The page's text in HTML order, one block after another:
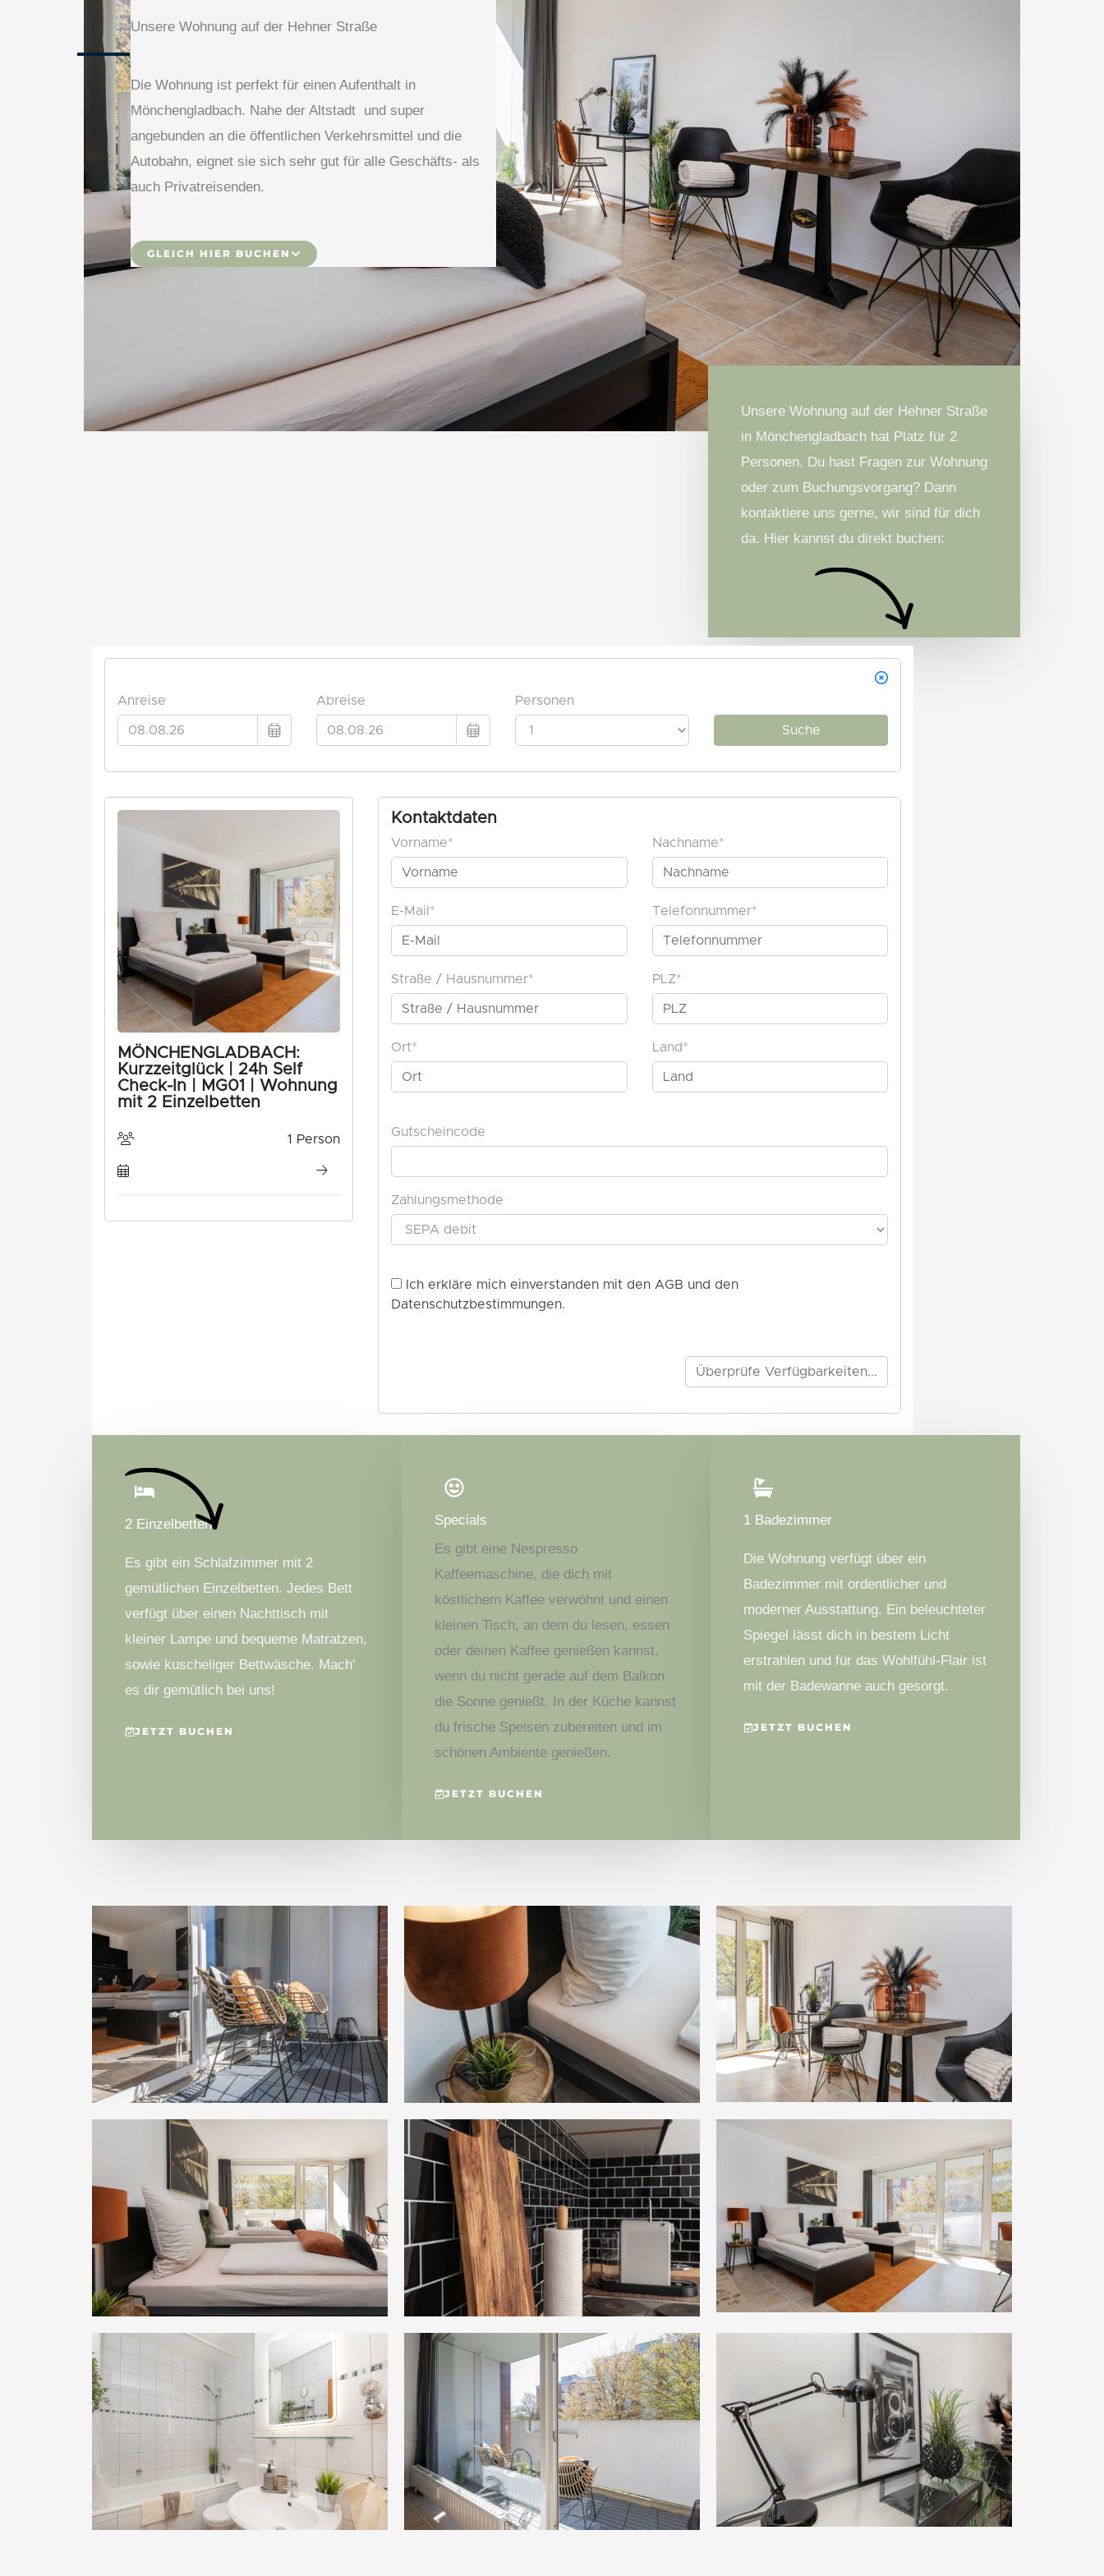
Unsere Wohnung auf der Hehner Straße
Die Wohnung ist perfekt für einen Aufenthalt in
Mönchengladbach. Nahe der Altstadt und super
angebunden an die öffentlichen Verkehrsmittel und die
Autobahn, eignet sie sich sehr gut für alle Geschäfts- als
auch Privatreisenden.
GLEICH HIER BUCHEN
Unsere Wohnung auf der Hehner Straße
in Mönchengladbach hat Platz für 2
Personen. Du hast Fragen zur Wohnung
oder zum Buchungsvorgang? Dann
kontaktiere uns gerne, wir sind für dich
da. Hier kannst du direkt buchen:
2 Einzelbetten
Es gibt ein Schlafzimmer mit 2
gemütlichen Einzelbetten. Jedes Bett
verfügt über einen Nachttisch mit
kleiner Lampe und bequeme Matratzen,
sowie kuscheliger Bettwäsche. Mach'
es dir gemütlich bei uns!
JETZT BUCHEN
Specials
Es gibt eine Nespresso
Kaffeemaschine, die dich mit
köstlichem Kaffee verwöhnt und einen
kleinen Tisch, an dem du lesen, essen
oder deinen Kaffee genießen kannst,
wenn du nicht gerade auf dem Balkon
die Sonne genießt. In der Küche kannst
du frische Speisen zubereiten und im
schönen Ambiente genießen.
JETZT BUCHEN
1 Badezimmer
Die Wohnung verfügt über ein
Badezimmer mit ordentlicher und
moderner Ausstattung. Ein beleuchteter
Spiegel lässt dich in bestem Licht
erstrahlen und für das Wohlfühl-Flair ist
mit der Badewanne auch gesorgt.
JETZT BUCHEN